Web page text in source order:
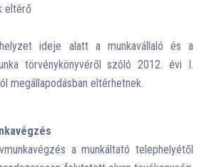
eltérő
ideje alatt a munkavállaló és a
törvénykönyvéről szóló 2012. évi I.
megállapodásban eltérhetnek.
a munkáltató telephelyétől